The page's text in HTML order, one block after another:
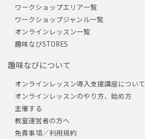
ワークショップエリア一覧
ワークショップジャンル一覧
オンラインレッスン一覧
趣味なびSTORES
趣味なびについて
オンラインレッスン導入支援講座について
オンラインレッスンのやり方、始め方
主催する
教室運営者の方へ
免責事項／利用規約